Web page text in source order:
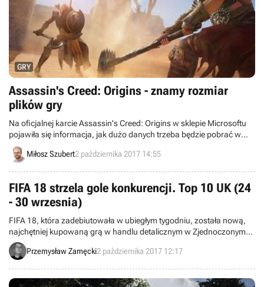
GRY
Assassin's Creed: Origins - znamy rozmiar
plików gry
Na oficjalnej karcie Assassin's Creed: Origins w sklepie Microsoftu
pojawiła się informacja, jak dużo danych trzeba będzie pobrać w
celu uruchomienia gry. Zadebiutuje ona 27 października na PC,
PlayStation 4 oraz Xboksie One.
Miłosz Szubert2 października 2017 14:55
FIFA 18 strzela gole konkurencji. Top 10 UK (24
- 30 wrzesnia)
FIFA 18, która zadebiutowała w ubiegłym tygodniu, została nową,
najchętniej kupowaną grą w handlu detalicznym w Zjednoczonym
Królestwie. Zapraszamy do zapoznania się z pierwszą dziesiątką
brytyjskich bestsellerów.
Przemysław Zamęcki2 października 2017 12:17